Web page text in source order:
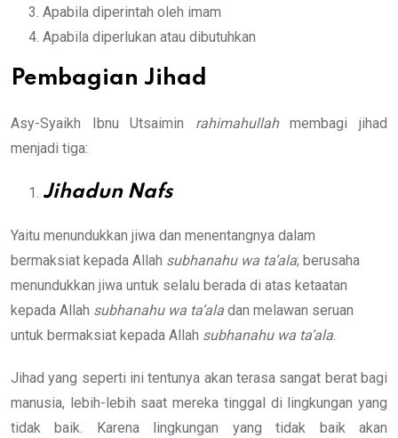
Apabila diperintah oleh imam
Apabila diperlukan atau dibutuhkan
Pembagian Jihad
Asy-Syaikh Ibnu Utsaimin rahimahullahmembagi jihad
menjadi tiga:
Jihadun Nafs
Yaitu menundukkan jiwa dan menentangnya dalam
bermaksiat kepada Allah subhanahu wa ta’ala; berusaha
menundukkan jiwa untuk selalu berada di atas ketaatan
kepada Allah subhanahu wa ta’ala dan melawan seruan
untuk bermaksiat kepada Allah subhanahu wa ta’ala.
Jihad yang seperti ini tentunya akan terasa sangat berat bagi
manusia, lebih-lebih saat mereka tinggal di lingkungan yang
tidak baik. Karena lingkungan yang tidak baik akan